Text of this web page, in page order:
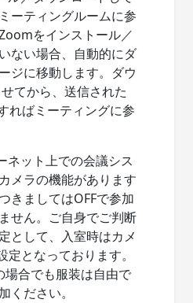
ーティングルームに参
をインストール／
ない場合、自動的にダ
ジに移動します。ダウ
てから、送信された
ればミーティングに参
ネット上での会議シス
メラの機能があります
きましてはOFFで参加
せん。ご自身でご判断
として、入室時はカメ
定となっております。
場合でも服装は自由で
ください。